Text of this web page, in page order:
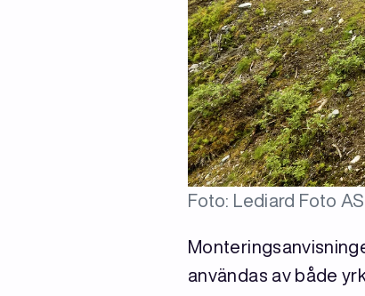
Foto: Lediard Foto AS
användas av både